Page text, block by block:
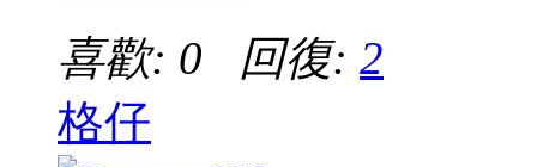
喜歡: 0 回復: 2
格仔